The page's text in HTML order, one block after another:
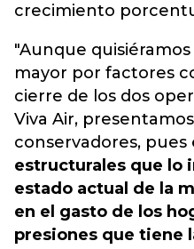
crecimiento
"Aunque
mayor por factores
cierre de los dos
Viva Air,
conservadores, pues
estructurales que lo
estado actual de la
en el gasto de los
presiones que tiene